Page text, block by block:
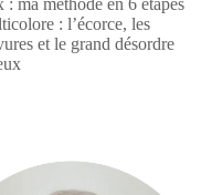
: l’écorce, les
et le grand désordre